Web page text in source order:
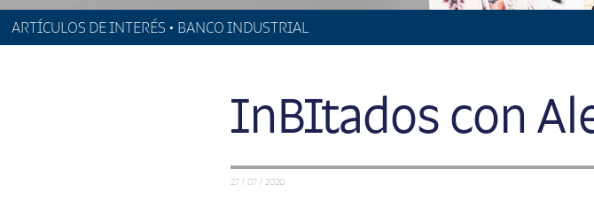
ARTÍCULOS DE INTERÉS • BANCO INDUSTRIAL
InBItados con
27 / 07 / 2020